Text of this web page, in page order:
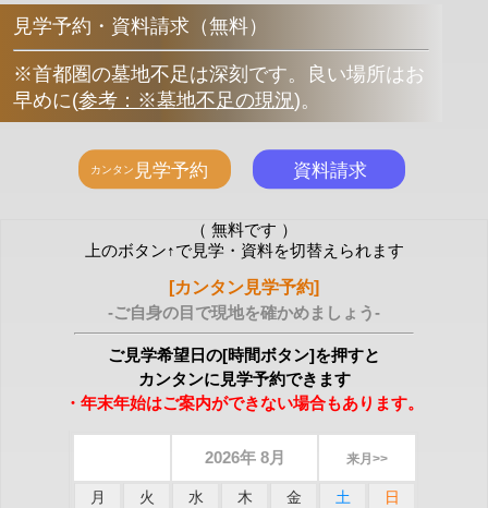
見学予約・資料請求（無料）
※首都圏の墓地不足は深刻です。良い場所はお
早めに(参考：※墓地不足の現況)。
（ 無料です ）
上のボタン↑で見学・資料を切替えられます
[カンタン見学予約]
-ご自身の目で現地を確かめましょう-
ご見学希望日の[時間ボタン]を押すと
カンタンに見学予約できます
・年末年始はご案内ができない場合もあります。
2026年 8月 来月>>
月 火 水 木 金 土
日